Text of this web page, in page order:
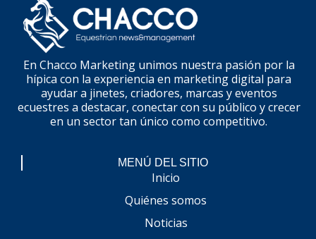
En Chacco Marketing unimos nuestra pasión por la
hípica con la experiencia en marketing digital para
ayudar a jinetes, criadores, marcas y eventos
ecuestres a destacar, conectar con su público y crecer
en un sector tan único como competitivo.
MENÚ DEL SITIO
Inicio
Quiénes somos
Noticias